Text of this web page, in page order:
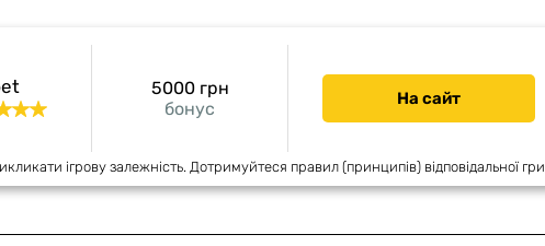
бонус
5000 грн На сайт
ігрову залежність. Дотримуйтеся правил (принципів) відповідальної гри